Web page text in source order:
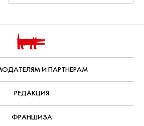
ЗА ОКТЯБРЬ 2019